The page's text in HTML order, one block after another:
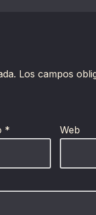
Los campos
* Web